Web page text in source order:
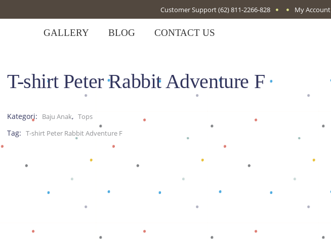
Customer Support(62) 811-2266-828 My Account
GALLERY BLOG CONTACT US
T-shirt Peter Rabbit Adventure F
Kategori: Baju Anak, Tops
Tag: T-shirt Peter Rabbit Adventure F